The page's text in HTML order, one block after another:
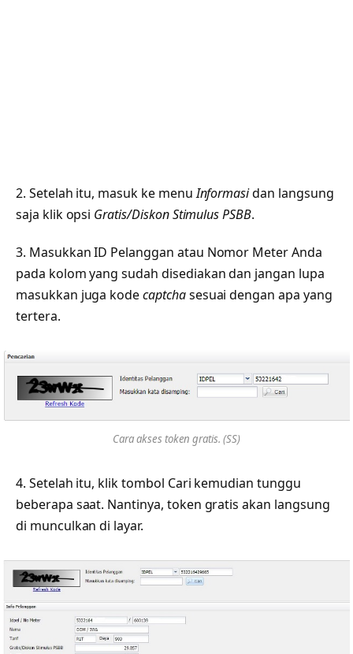
2. Setelah itu, masuk ke menuInformasidan langsung
saja klik opsi Gratis/Diskon Stimulus PSBB.
3. Masukkan ID Pelanggan atau Nomor Meter Anda
pada kolom yang sudah disediakan dan jangan lupa
masukkan juga kodecaptchasesuai dengan apa yang
tertera.
Cara akses token gratis. (SS)
4. Setelah itu, klik tombol Cari kemudian tunggu
beberapa saat. Nantinya, token gratis akan langsung
di munculkan di layar.